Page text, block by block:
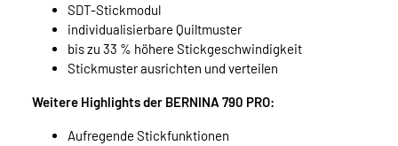
SDT-Stickmodul
individualisierbare Quiltmuster
bis zu 33 % höhere Stickgeschwindigkeit
Stickmuster ausrichten und verteilen
Weitere Highlights der BERNINA 790 PRO:
Aufregende Stickfunktionen